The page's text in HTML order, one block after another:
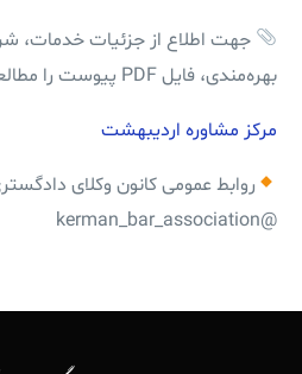
جهت اطلاع از جزئیات خدمات،
بهره‌مندی، فایل PDF پیوست را مطالعه فرمایید.
مرکز مشاوره اردیبهشت
روابط عمومی کانون وکلای
@kerman_bar_association